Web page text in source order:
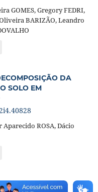
GOMES, Gregory FEDRI,
BARIZÃO, Leandro
DA
SOLO EM
ROSA, Dácio